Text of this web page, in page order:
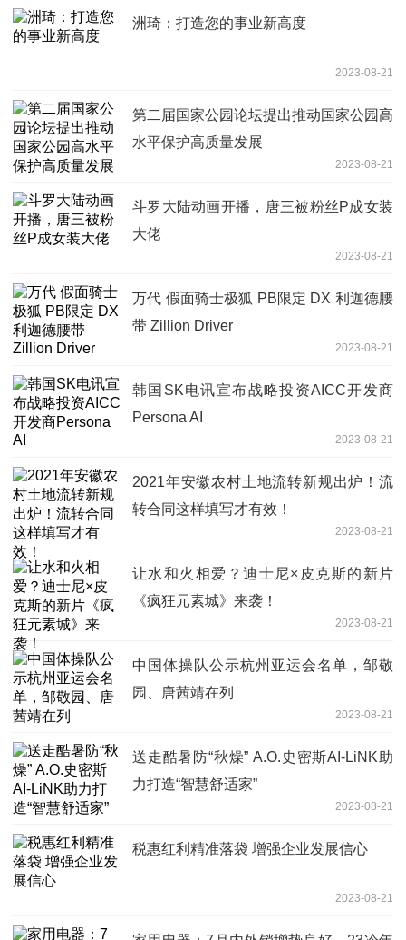
洲琦：打造您的事业新高度
2023-08-21
第二届国家公园论坛提出推动国家公园高
水平保护高质量发展
2023-08-21
斗罗大陆动画开播，唐三被粉丝P成女装
大佬
2023-08-21
万代 假面骑士极狐 PB限定 DX 利迦德腰
带 Zillion Driver
2023-08-21
韩国SK电讯宣布战略投资AICC开发商
Persona AI
2023-08-21
2021年安徽农村土地流转新规出炉！流
转合同这样填写才有效！
2023-08-21
让水和火相爱？迪士尼×皮克斯的新片
《疯狂元素城》来袭！
2023-08-21
中国体操队公示杭州亚运会名单，邹敬
园、唐茜靖在列
2023-08-21
送走酷暑防“秋燥” A.O.史密斯AI-LiNK助
力打造“智慧舒适家”
2023-08-21
税惠红利精准落袋 增强企业发展信心
2023-08-21